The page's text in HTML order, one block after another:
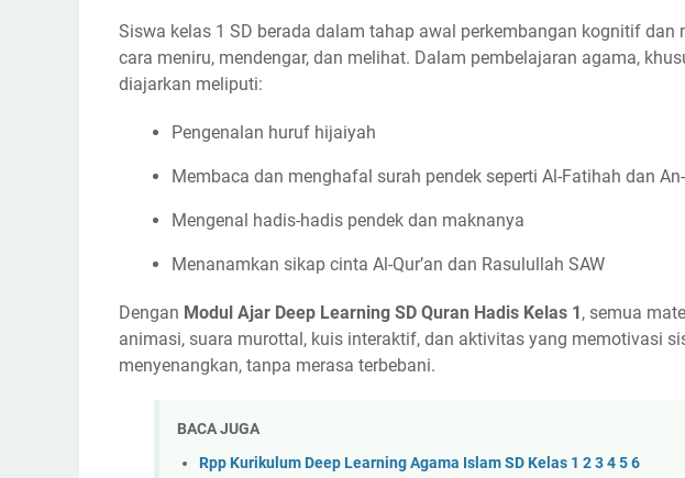
Siswa kelas 1 SD berada dalam tahap awal perkembangan kognitif dan
cara meniru, mendengar, dan melihat. Dalam pembelajaran agama,
diajarkan meliputi:
Pengenalan huruf hijaiyah
Membaca dan menghafal surah pendek seperti Al-Fatihah dan
Mengenal hadis-hadis pendek dan maknanya
Menanamkan sikap cinta Al-Qur’an dan Rasulullah SAW
Dengan Modul Ajar Deep Learning SD Quran Hadis Kelas 1 , semua
animasi, suara murottal, kuis interaktif, dan aktivitas yang memotivasi
menyenangkan, tanpa merasa terbebani.
BACA JUGA
Rpp Kurikulum Deep Learning Agama Islam SD Kelas 1 2 3 4 5 6